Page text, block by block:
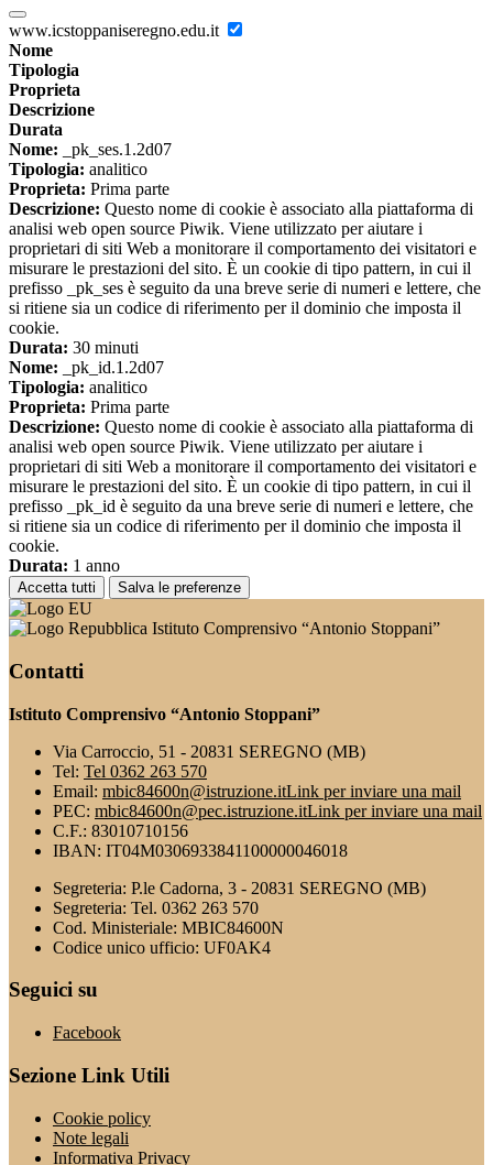
www.icstoppaniseregno.edu.it
Nome
Tipologia
Proprieta
Descrizione
Durata
Nome: _pk_ses.1.2d07
Tipologia: analitico
Proprieta: Prima parte
Descrizione: Questo nome di cookie è associato alla piattaforma di
analisi web open source Piwik. Viene utilizzato per aiutare i
proprietari di siti Web a monitorare il comportamento dei visitatori e
misurare le prestazioni del sito. È un cookie di tipo pattern, in cui il
prefisso _pk_ses è seguito da una breve serie di numeri e lettere, che
si ritiene sia un codice di riferimento per il dominio che imposta il
cookie.
Durata: 30 minuti
Nome: _pk_id.1.2d07
Tipologia: analitico
Proprieta: Prima parte
Descrizione: Questo nome di cookie è associato alla piattaforma di
analisi web open source Piwik. Viene utilizzato per aiutare i
proprietari di siti Web a monitorare il comportamento dei visitatori e
misurare le prestazioni del sito. È un cookie di tipo pattern, in cui il
prefisso _pk_id è seguito da una breve serie di numeri e lettere, che
si ritiene sia un codice di riferimento per il dominio che imposta il
cookie.
Durata: 1 anno
Accetta tutti Salva le preferenze
Istituto Comprensivo “Antonio Stoppani”
Contatti
Istituto Comprensivo “Antonio Stoppani”
Via Carroccio, 51 - 20831 SEREGNO (MB)
Tel: Tel 0362 263 570
Email: mbic84600n@istruzione.itLink per inviare una mail
PEC: mbic84600n@pec.istruzione.itLink per inviare una mail
C.F.: 83010710156
IBAN: IT04M0306933841100000046018
Segreteria: P.le Cadorna, 3 - 20831 SEREGNO (MB)
Segreteria: Tel. 0362 263 570
Cod. Ministeriale: MBIC84600N
Codice unico ufficio: UF0AK4
Seguici su
Facebook
Sezione Link Utili
Cookie policy
Note legali
Informativa Privacy